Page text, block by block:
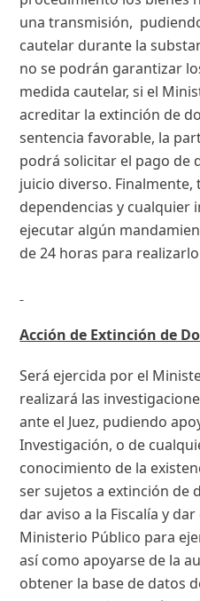
una transmisión,
cautelar durante la
no se podrán garantizar
medida cautelar, si el
acreditar la extinción de
sentencia favorable, la
podrá solicitar el pago de
juicio diverso. Finalmente,
dependencias y cualquier
ejecutar algún
de 24 horas para
Acción de Extinción de
Será ejercida por el
realizará las
ante el Juez, pudiendo
Investigación, o de
conocimiento de la
ser sujetos a extinción de
dar aviso a la Fiscalía y
Ministerio Público para
así como apoyarse de la
obtener la base de datos